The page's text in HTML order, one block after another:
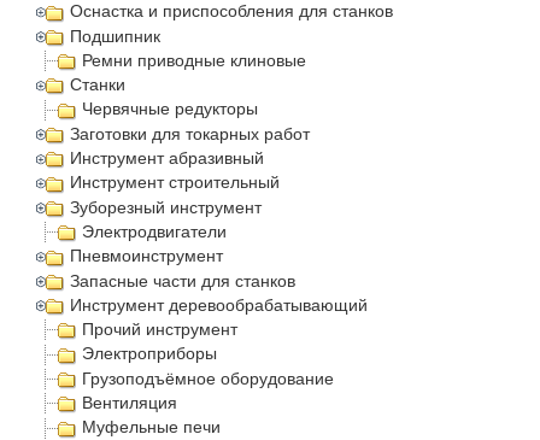
Оснастка и приспособления для станков
Подшипник
Ремни приводные клиновые
Станки
Червячные редукторы
Заготовки для токарных работ
Инструмент абразивный
Инструмент строительный
Зуборезный инструмент
Электродвигатели
Пневмоинструмент
Запасные части для станков
Инструмент деревообрабатывающий
Прочий инструмент
Электроприборы
Грузоподъёмное оборудование
Вентиляция
Муфельные печи